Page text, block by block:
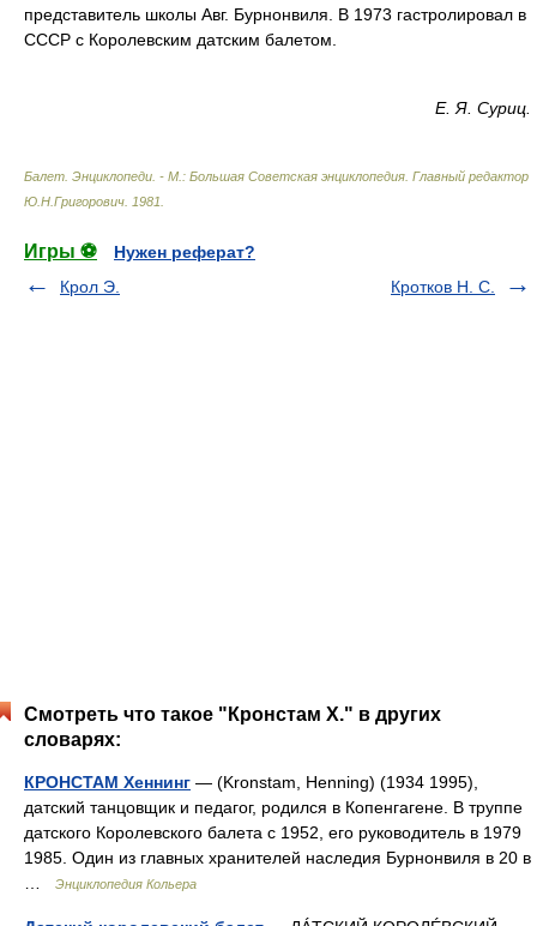
представитель школы Авг. Бурнонвиля. В 1973 гастролировал в
СССР с Королевским датским балетом.
Е. Я. Суриц.
Балет. Энциклопеди. - М.: Большая Советская энциклопедия Главный редактор
Ю.Н.Григорович 1981
Игры ⚽
Нужен реферат?
Крол Э.
Кротков Н. С.
Смотреть что такое "Кронстам Х." в других
словарях:
КРОНСТАМ Хеннинг — (Kronstam, Henning) (1934 1995),
датский танцовщик и педагог, родился в Копенгагене. В труппе
датского Королевского балета с 1952, его руководитель в 1979
1985. Один из главных хранителей наследия Бурнонвиля в 20 в
Энциклопедия Кольера